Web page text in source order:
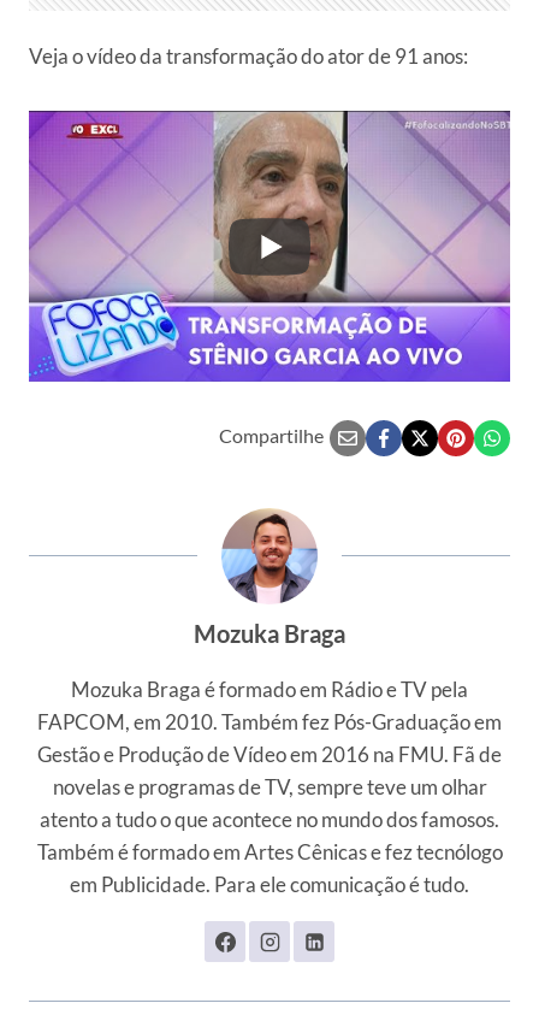
Veja o vídeo da transformação do ator de 91 anos:
Compartilhe
Mozuka Braga
Mozuka Braga é formado em Rádio e TV pela
FAPCOM, em 2010. Também fez Pós-Graduação em
Gestão e Produção de Vídeo em 2016 na FMU. Fã de
novelas e programas de TV, sempre teve um olhar
atento a tudo o que acontece no mundo dos famosos.
Também é formado em Artes Cênicas e fez tecnólogo
em Publicidade. Para ele comunicação é tudo.